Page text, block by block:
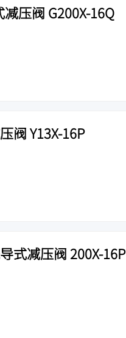
压阀 G200X-16Q
阀 Y13X-16P
式减压阀 200X-16P